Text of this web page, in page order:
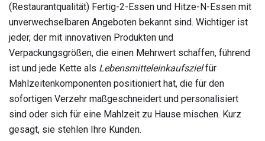
(Restaurantqualität) Fertig-2-Essen und Hitze-N-Essen mit
unverwechselbaren Angeboten bekannt sind. Wichtiger ist
jeder, der mit innovativen Produkten und
Verpackungsgrößen, die einen Mehrwert schaffen, führend
ist und jede Kette als Lebensmitteleinkaufszielfür
Mahlzeitenkomponenten positioniert hat, die für den
sofortigen Verzehr maßgeschneidert und personalisiert
sind oder sich für eine Mahlzeit zu Hause mischen. Kurz
gesagt, sie stehlen Ihre Kunden.